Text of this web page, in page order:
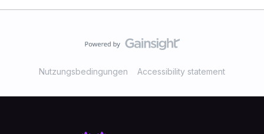
Nutzungsbedingungen Accessibility statement